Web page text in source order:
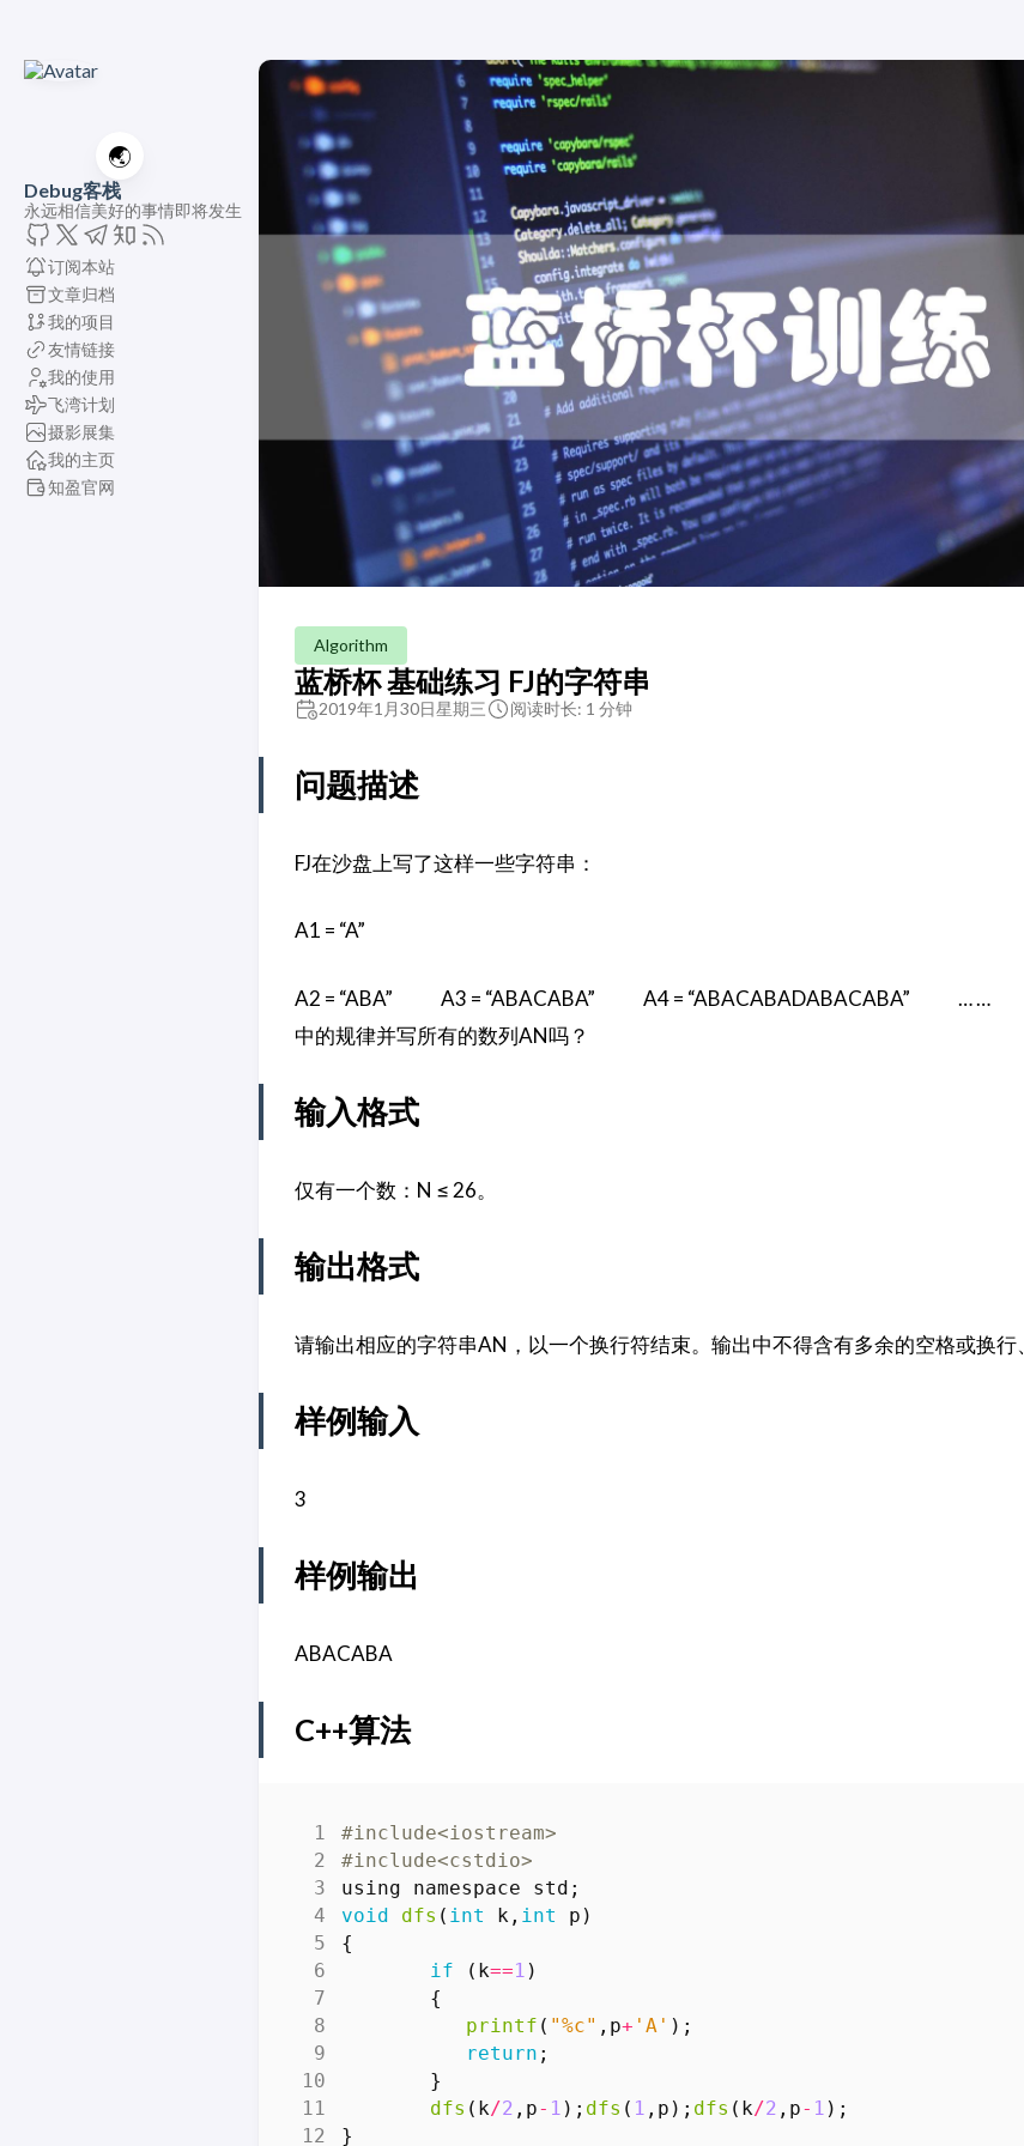
🌏
Debug客栈
永远相信美好的事情即将发生
订阅本站
文章归档
我的项目
友情链接
我的使用
飞湾计划
摄影展集
我的主页
知盈官网
Algorithm
蓝桥杯 基础练习 FJ的字符串
2019年1月30日星期三 阅读时长: 1 分钟
问题描述
FJ在沙盘上写了这样一些字符串：
A1 = “A”
A2 = “ABA” A3 = “ABACABA” A4 = “ABACABADABACABA” … …
中的规律并写所有的数列AN吗？
输入格式
仅有一个数：N ≤ 26。
输出格式
请输出相应的字符串AN，以一个换行符结束。输出中不得含有多余的空格或换行
样例输入
3
样例输出
ABACABA
C++算法
#include<iostream>
#include<cstdio>
using
namespace std ;
void
dfs ( int k , int p )
{
if
( k==1 )
{
printf ( "%c" , p+ 'A' );
return ;
}
dfs ( k/2 , p- 1 ); dfs ( 1 , p ); dfs ( k/2 , p- 1 );
}